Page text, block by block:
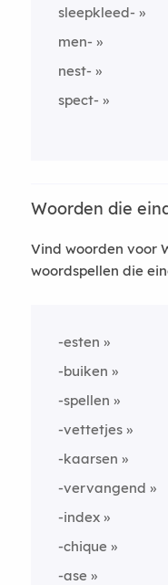
sleepkleed-
men-
nest-
spect-
Woorden die
Vind woorden voor
woordspellen die
-esten
-buiken
-spellen
-vettetjes
-kaarsen
-vervangend
-index
-chique
-ase